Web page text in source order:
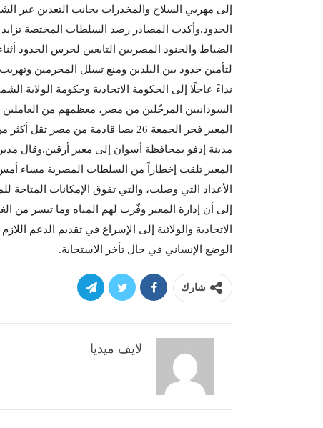
إلى مهربي السلاح والمخدرات بجانب التعدين
الحدود.وأكدت المصادر رصد السلطات المختصة
الضباط والجنود المصريين التابعين لحرس الحدود
لتأمين حدود بين البلدين ومنع تسلل المجرمين
نداءً عاجلًا إلى الحكومة الاتحادية وحكومة الولاية
السودانيين المرحّلين من مصر، معظمهم من العاملين
مدينة إدفو بمحافظة أسوان إلى معبر أرقين.وقال
المعبر تلقت إخطاراً من السلطات المصرية مساء أمس
الأعداد التي وصلت، والتي تفوق الإمكانات
إلى أن إدارة المعبر وفّرت لهم المياه وما تيسر من
الاتحادية والولائية إلى الإسراع في تقديم الدعم
الوضع الإنساني في حال تأخر الاستجابة.
شارك
لايف ميديا